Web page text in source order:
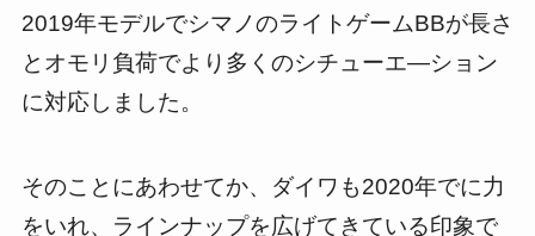
2019年モデルでシマノのライトゲームBBが長さ
とオモリ負荷でより多くのシチューエ―ション
に対応しました。
そのことにあわせてか、ダイワも2020年でに力
をいれ、ラインナップを広げてきている印象で